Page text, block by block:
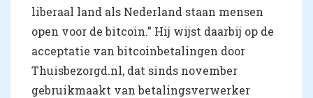
liberaal land als Nederland staan mensen
open voor de bitcoin.” Hij wijst daarbij op de
acceptatie van bitcoinbetalingen door
Thuisbezorgd.nl, dat sinds november
gebruikmaakt van betalingsverwerker